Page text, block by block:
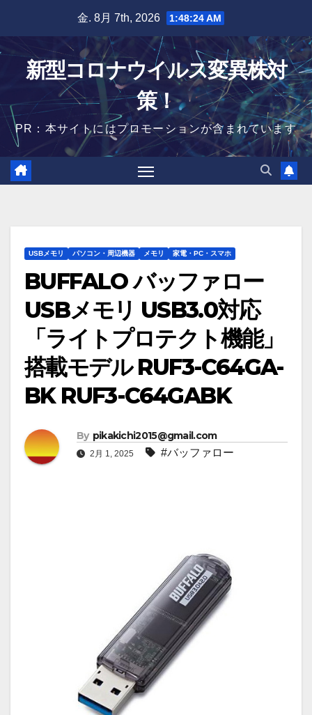
content
金. 8月 7th, 2026 1:48:25 AM
新型コロナウイルス変異株対
策！
PR：本サイトにはプロモーションが含まれています
USBメモリ パソコン・周辺機器 メモリ 家電・PC・スマホ
BUFFALO バッファロー
USBメモリ USB3.0対応
「ライトプロテクト機能」
搭載モデル RUF3-C64GA-
BK RUF3-C64GABK
By pikakichi2015@gmail.com
2月 1, 2025 #バッファロー